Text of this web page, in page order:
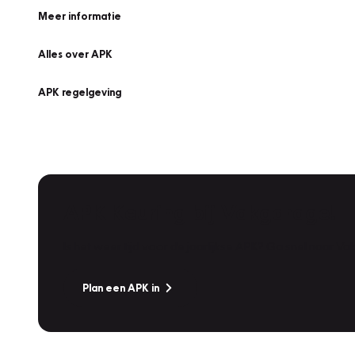
Meer informatie
Alles over APK
APK regelgeving
Plan een APK in